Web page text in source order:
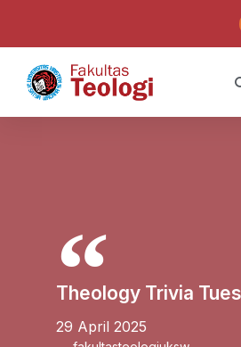
Theology Trivia
29 April 2025